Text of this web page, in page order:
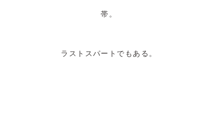
帯。
ラストスパートでもある。